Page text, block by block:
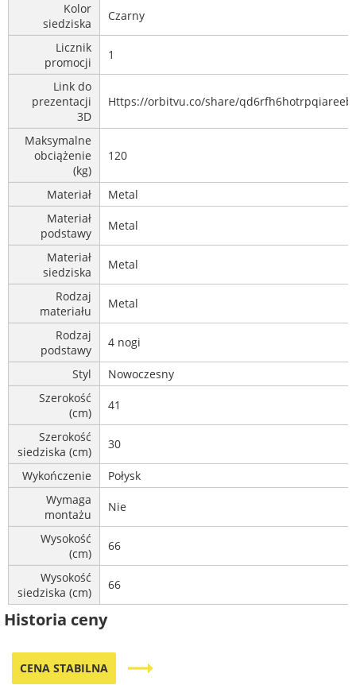
Kolor
siedziska
Czarny
Licznik
promocji
1
Link do
prezentacji
3D
Https://orbitvu.co/share/
Maksymalne
obciążenie
(kg)
120
Materiał
Metal
Materiał
podstawy
Metal
Materiał
siedziska
Metal
Rodzaj
materiału
Metal
Rodzaj
podstawy
4 nogi
Styl
Nowoczesny
Szerokość
(cm)
41
Szerokość
siedziska (cm)
30
Wykończenie
Połysk
Wymaga
montażu
Nie
Wysokość
(cm)
66
Wysokość
siedziska (cm)
66
Historia ceny
CENA STABILNA trending_flat